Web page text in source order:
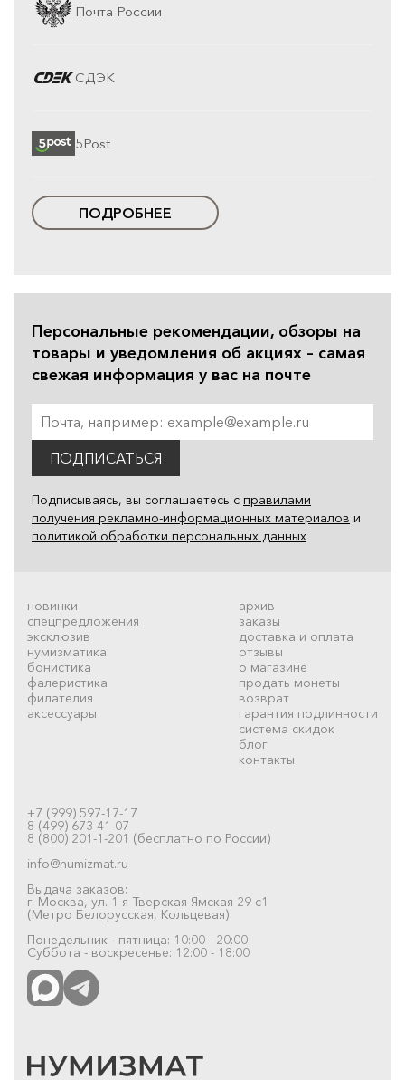
Почта России
СДЭК
5Post
ПОДРОБНЕЕ
Персональные рекомендации, обзоры на
товары и уведомления об акциях – самая
свежая информация у вас на почте
ПОДПИСАТЬСЯ
Подписываясь, вы соглашаетесь с правилами
получения рекламно-информационных материалов и
политикой обработки персональных данных
новинки
спецпредложения
эксклюзив
нумизматика
бонистика
фалеристика
филателия
аксессуары
архив
заказы
доставка и оплата
отзывы
о магазине
продать монеты
возврат
гарантия подлинности
система скидок
блог
контакты
+7 (999) 597-17-17
8 (499) 673-41-07
8 (800) 201-1-201 (бесплатно по России)
info@numizmat.ru
Выдача заказов:
г. Москва, ул. 1-я Тверская-Ямская 29 с1
(Метро Белорусская, Кольцевая)
Понедельник - пятница: 10:00 - 20:00
Суббота - воскресенье: 12:00 - 18:00